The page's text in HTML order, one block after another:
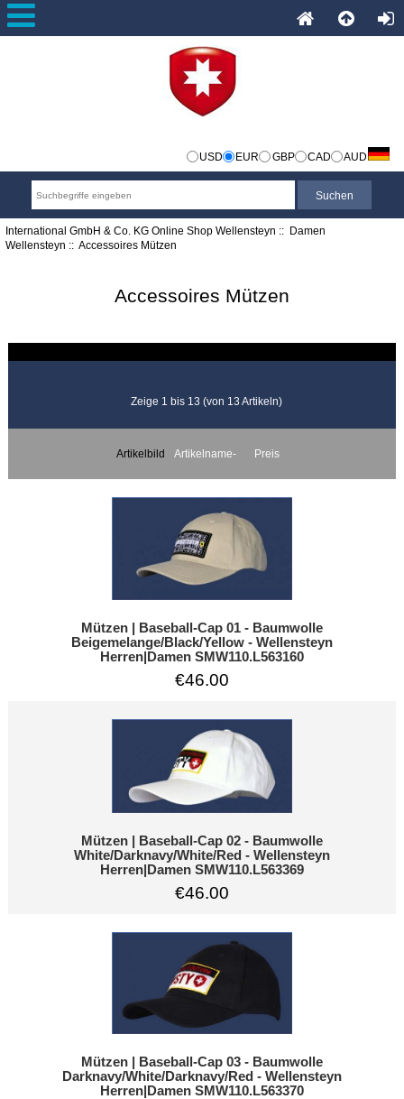
USD EUR GBP CAD AUD
International GmbH & Co. KG Online Shop Wellensteyn :: Damen
Wellensteyn :: Accessoires Mützen
Accessoires Mützen
Zeige 1 bis 13 (von 13 Artikeln)
Artikelbild Artikelname- Preis
Mützen | Baseball-Cap 01 - Baumwolle
Beigemelange/Black/Yellow - Wellensteyn
Herren|Damen SMW110.L563160
€46.00
Mützen | Baseball-Cap 02 - Baumwolle
White/Darknavy/White/Red - Wellensteyn
Herren|Damen SMW110.L563369
€46.00
Mützen | Baseball-Cap 03 - Baumwolle
Darknavy/White/Darknavy/Red - Wellensteyn
Herren|Damen SMW110.L563370